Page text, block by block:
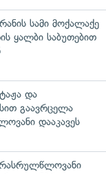
სამი მოქალაქე
ყალბი საბუთებით
და
გაავრცელა
დააკავეს